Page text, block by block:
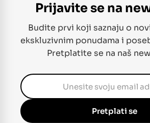
Prijavite se na
Budite prvi koji saznaju o
ekskluzivnim ponudama i
Pretplatite se na naš
Pretplati se